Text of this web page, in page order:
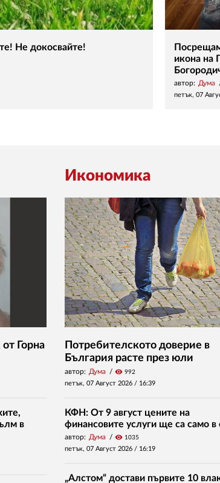
Не докосвайте!
икона на
автор: Дума
петък, 07
Горна
в
Икономика
Потребителското доверие в
България расте през юли
автор: Дума visibility 992
петък, 07 Август 2026 / 16:39
КФН: От 9 август цените на
финансовите услуги ще са само в
автор: Дума visibility 1035
петък, 07 Август 2026 / 16:19
„Алстом“ достави първите 10